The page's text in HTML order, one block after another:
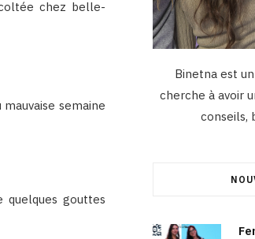
chez belle-
semaine
quelques gouttes
Binetna est
cherche à avoir
conseils,